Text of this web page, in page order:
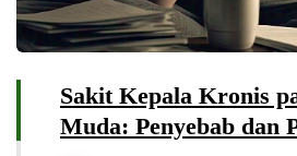
Sakit Kepala Kronis
Muda: Penyebab dan